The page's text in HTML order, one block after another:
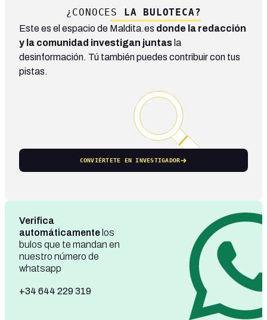
¿CONOCES LA BULOTECA?
Este es el espacio de Maldita.es donde la redacción
y la comunidad investigan juntas la
desinformación. Tú también puedes contribuir con tus
pistas.
CONVIÉRTETE EN INVESTIGADOR
Verifica
automáticamente los
bulos que te mandan en
nuestro número de
whatsapp
+34 644 229 319